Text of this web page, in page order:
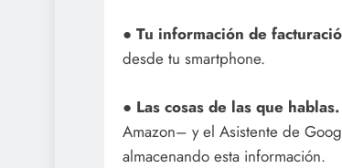
● Tu información de
desde tu smartphone.
● Las cosas de las que hablas.
Amazon– y el Asistente de
almacenando esta información.